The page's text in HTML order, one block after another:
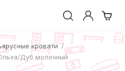
кровати
Дуб молочный